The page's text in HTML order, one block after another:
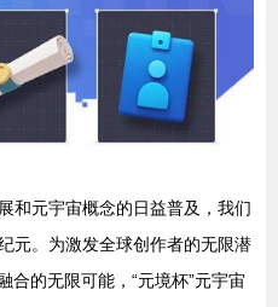
和元宇宙概念的日益普及，我们
元。为激发全球创作者的无限潜
合的无限可能，“元境杯”元宇宙